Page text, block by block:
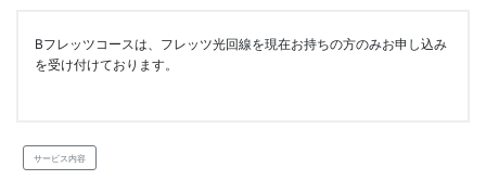
Bフレッツコースは、フレッツ光回線を現在お持ちの方のみお申し込み
を受け付けております。
サービス内容